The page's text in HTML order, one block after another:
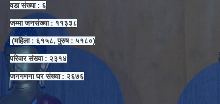
वडा संख्या : ६
जम्मा जनसंख्या : ११३३८
(महिला : ६१५८, पुरुष : ५१८०)
परिवार संख्या : २३१४
जनगणना घर संख्या : २६७६